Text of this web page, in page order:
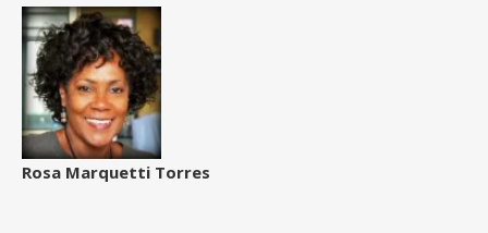
Rosa Marquetti Torres